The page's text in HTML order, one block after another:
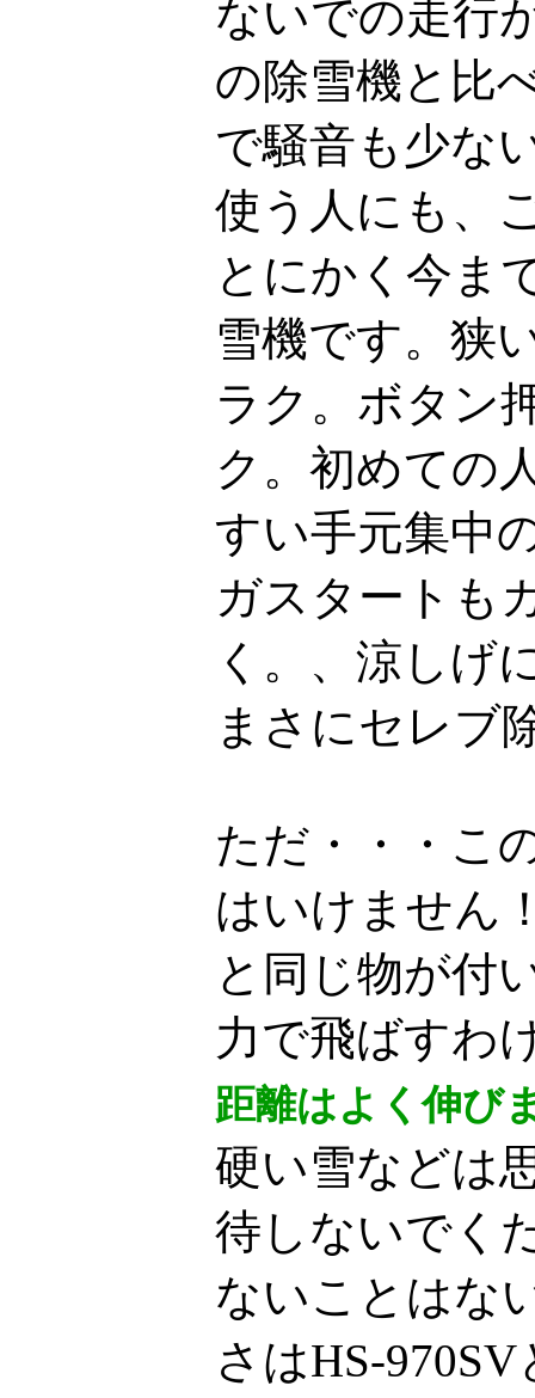
ないでの走行
の除雪機と比
で騒音も少な
使う人にも、
とにかく今ま
雪機です。狭
ラク。ボタン
ク。初めての
すい手元集中
ガスタートも
く。、涼しげ
まさにセレブ
ただ・・・こ
はいけません
と同じ物が付
力で飛ばすわ
距離はよく伸び
硬い雪などは
待しないでく
ないことはな
さはHS-